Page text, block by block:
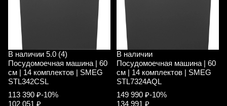
В наличии 5.0 (4)
Посудомоечная машина | 60
см | 14 комплектов | SMEG
STL342CSL
113 390 ₽-10%
102 051 ₽
В наличии
Посудомоечная машина | 60
см | 14 комплектов | SMEG
STL7324AQL
149 990 ₽-10%
134 991 ₽